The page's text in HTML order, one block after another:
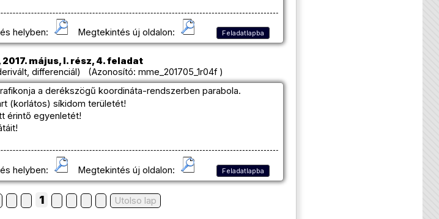
helyben: Megtekintés új oldalon: Feladatlapba
május, I. rész, 4. feladat
differenciál) (Azonosító: mme_201705_1r04f )
a derékszögű koordináta-rendszerben parabola.
(korlátos) síkidom területét!
érintő egyenletét!
helyben: Megtekintés új oldalon: Feladatlapba
1 Utolso lap